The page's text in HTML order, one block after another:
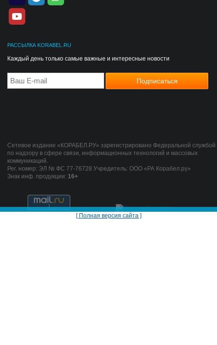
РАССЫЛКА KORABEL.RU
Каждый день только самые важные и интересные новости
Сетевое издание «КОРАБЕЛ.РУ» зарегистрировано Федеральной службой
по надзору в сфере связи, информационных технологий и массовых
коммуникаций.
Рег. номер: ЭЛ № ФС 77-76728 Учредитель: ООО «РА Корабел.ру»
Знак инф. продукции: 16+
[ Полная версия сайта ]